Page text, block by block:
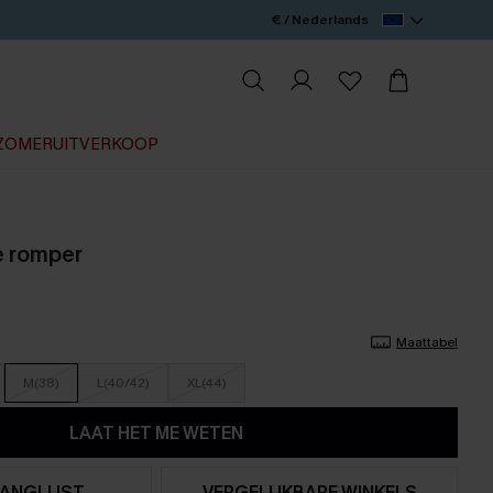
€ / Nederlands
romper
Maattabel
M(38) L(40/42) XL(44)
LAAT HET ME WETEN